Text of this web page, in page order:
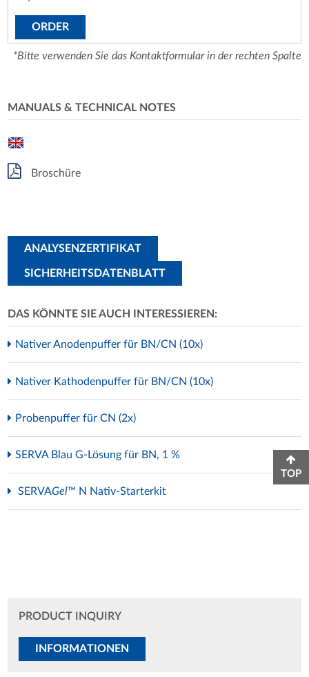
ORDER
*Bitte verwenden Sie das Kontaktformular in der rechten Spalte
MANUALS & TECHNICAL NOTES
Broschüre
ANALYSENZERTIFIKAT
SICHERHEITSDATENBLATT
DAS KÖNNTE SIE AUCH INTERESSIEREN:
Nativer Anodenpuffer für BN/CN (10x)
Nativer Kathodenpuffer für BN/CN (10x)
Probenpuffer für CN (2x)
SERVA Blau G-Lösung für BN, 1 %
SERVAGel™ N Nativ-Starterkit
PRODUCT INQUIRY
INFORMATIONEN
TOP